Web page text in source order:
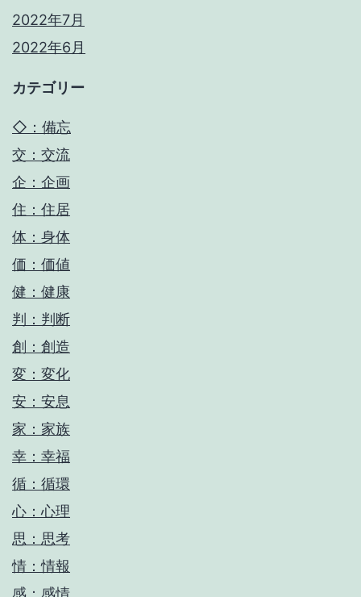
2022年7月
2022年6月
カテゴリー
◇：備忘
交：交流
企：企画
住：住居
体：身体
価：価値
健：健康
判：判断
創：創造
変：変化
安：安息
家：家族
幸：幸福
循：循環
心：心理
思：思考
情：情報
感：感情